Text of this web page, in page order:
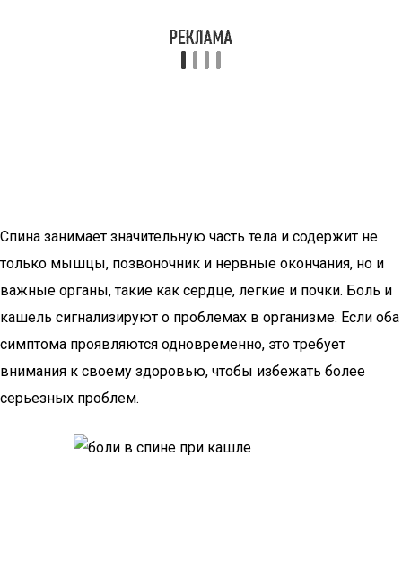
Спина занимает значительную часть тела и содержит не
только мышцы, позвоночник и нервные окончания, но и
важные органы, такие как сердце, легкие и почки. Боль и
кашель сигнализируют о проблемах в организме. Если оба
симптома проявляются одновременно, это требует
внимания к своему здоровью, чтобы избежать более
серьезных проблем.